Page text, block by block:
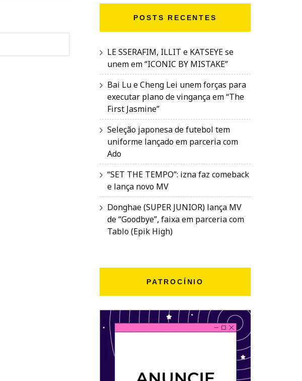
POSTS RECENTES
LE SSERAFIM, ILLIT e KATSEYE se
unem em “ICONIC BY MISTAKE”
Bai Lu e Cheng Lei unem forças para
executar plano de vingança em “The
First Jasmine”
Seleção japonesa de futebol tem
uniforme lançado em parceria com
Ado
“SET THE TEMPO”: izna faz comeback
e lança novo MV
Donghae (SUPER JUNIOR) lança MV
de “Goodbye”, faixa em parceria com
Tablo (Epik High)
PATROCÍNIO